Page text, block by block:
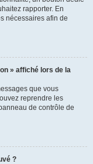
rapporter. En
nécessaires afin de
» affiché lors de la
que vous
reprendre les
de contrôle de
?